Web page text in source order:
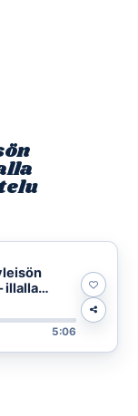
illalla
5:06